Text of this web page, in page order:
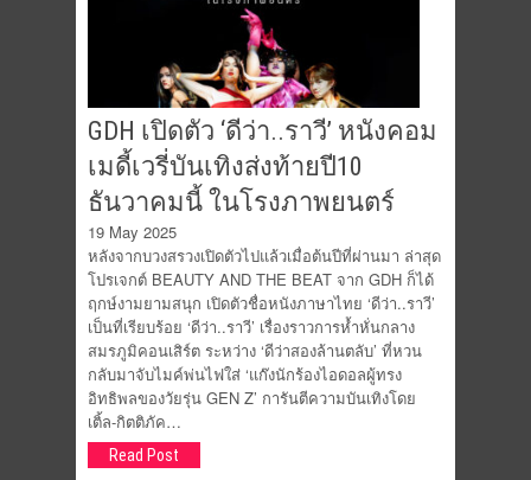
GDH เปิดตัว ‘ดีว่า..ราวี’ หนังคอม
เมดี้เวรี่บันเทิงส่งท้ายปี10
ธันวาคมนี้ ในโรงภาพยนตร์
19 May 2025
หลังจากบวงสรวงเปิดตัวไปแล้วเมื่อต้นปีที่ผ่านมา ล่าสุด
โปรเจกต์ BEAUTY AND THE BEAT จาก GDH ก็ได้
ฤกษ์งามยามสนุก เปิดตัวชื่อหนังภาษาไทย ‘ดีว่า..ราวี’
เป็นที่เรียบร้อย ​‘ดีว่า..ราวี’ เรื่องราวการห้ำหั่นกลาง
สมรภูมิคอนเสิร์ต ระหว่าง ‘ดีว่าสองล้านตลับ’ ที่หวน
กลับมาจับไมค์พ่นไฟใส่ ‘แก๊งนักร้องไอดอลผู้ทรง
อิทธิพลของวัยรุ่น GEN Z’ การันตีความบันเทิงโดย
เติ้ล-กิตติภัค…
Read Post